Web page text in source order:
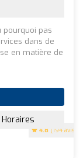
4.8 (194 avis)
pourquoi pas
dans de
en matière de